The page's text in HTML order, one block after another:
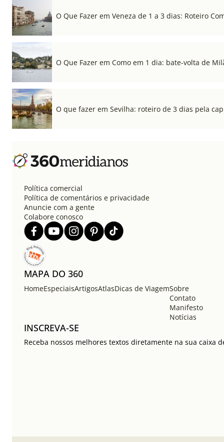
O Que Fazer em Veneza de 1 a 3 dias: Roteiro
O Que Fazer em Como em 1 dia: bate-volta de
O que fazer em Sevilha: roteiro de 3 dias pela
Política comercial
Política de comentários e privacidade
Anuncie com a gente
Colabore conosco
MAPA DO 360
HomeEspeciaisArtigosAtlasDicas de ViagemSobre
Contato
Manifesto
Notícias
INSCREVA-SE
Receba nossos melhores textos diretamente na sua caixa